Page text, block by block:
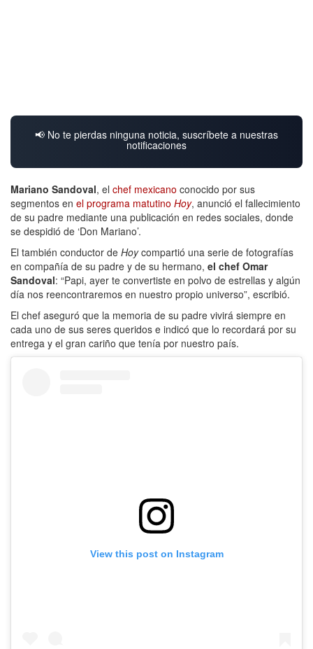
📢 No te pierdas ninguna noticia, suscríbete a nuestras
notificaciones
Mariano Sandoval, el chef mexicano conocido por sus
segmentos en el programa matutino Hoy, anunció el fallecimiento
de su padre mediante una publicación en redes sociales, donde
se despidió de ‘Don Mariano’.
El también conductor de Hoycompartió una serie de fotografías
en compañía de su padre y de su hermano, el chef Omar
Sandoval: “Papi, ayer te convertiste en polvo de estrellas y algún
día nos reencontraremos en nuestro propio universo”, escribió.
El chef aseguró que la memoria de su padre vivirá siempre en
cada uno de sus seres queridos e indicó que lo recordará por su
entrega y el gran cariño que tenía por nuestro país.
View this post on Instagram